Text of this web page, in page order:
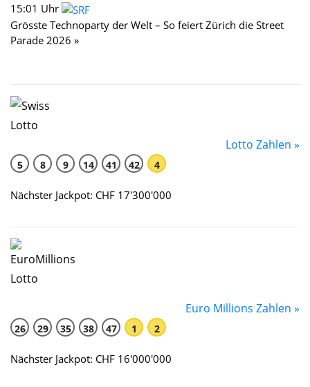
15:01 Uhr
Grösste Technoparty der Welt – So feiert Zürich die Street
Parade 2026 »
Lotto Zahlen »
5 8 9 14 41 42 4
Nächster Jackpot: CHF 17'300'000
Euro Millions Zahlen »
26 29 35 38 47 1 2
Nächster Jackpot: CHF 16'000'000